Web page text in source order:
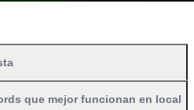
que mejor funcionan en local